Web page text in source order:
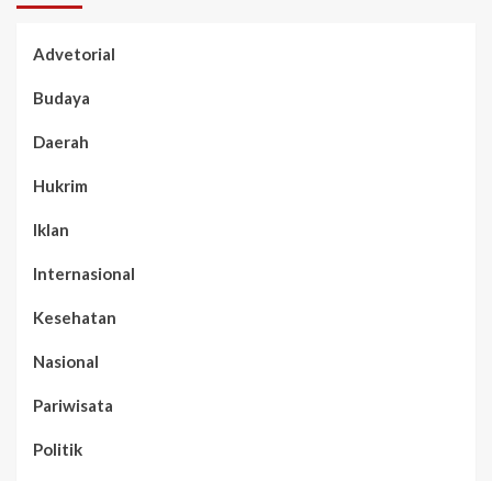
Advetorial
Budaya
Daerah
Hukrim
Iklan
Internasional
Kesehatan
Nasional
Pariwisata
Politik